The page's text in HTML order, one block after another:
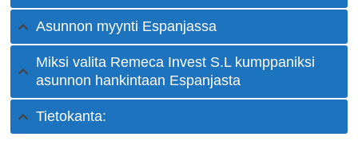
Asunnon myynti Espanjassa
Miksi valita Remeca Invest S.L kumppaniksi
asunnon hankintaan Espanjasta
Tietokanta: